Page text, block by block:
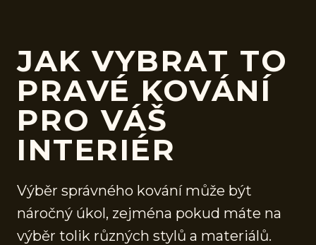
JAK VYBRAT TO
PRAVÉ KOVÁNÍ
PRO VÁŠ
INTERIÉR
Výběr správného kování může být
náročný úkol, zejména pokud máte na
výběr tolik různých stylů a materiálů.